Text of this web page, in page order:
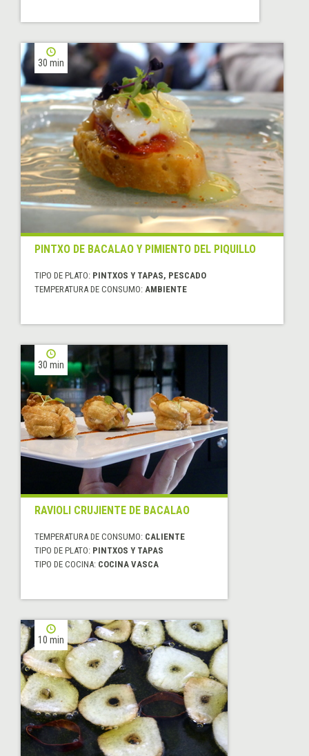
30 min
PINTXO DE BACALAO Y PIMIENTO DEL PIQUILLO
TIPO DE PLATO: PINTXOS Y TAPAS, PESCADO
TEMPERATURA DE CONSUMO: AMBIENTE
30 min
RAVIOLI CRUJIENTE DE BACALAO
TEMPERATURA DE CONSUMO: CALIENTE
TIPO DE PLATO: PINTXOS Y TAPAS
TIPO DE COCINA: COCINA VASCA
10 min